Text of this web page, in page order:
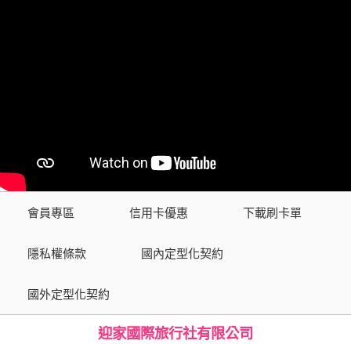
會員專區 信用卡優惠 下載刷卡單
隱私權條款 國內定型化契約
國外定型化契約
迎家國際旅行社有限公司